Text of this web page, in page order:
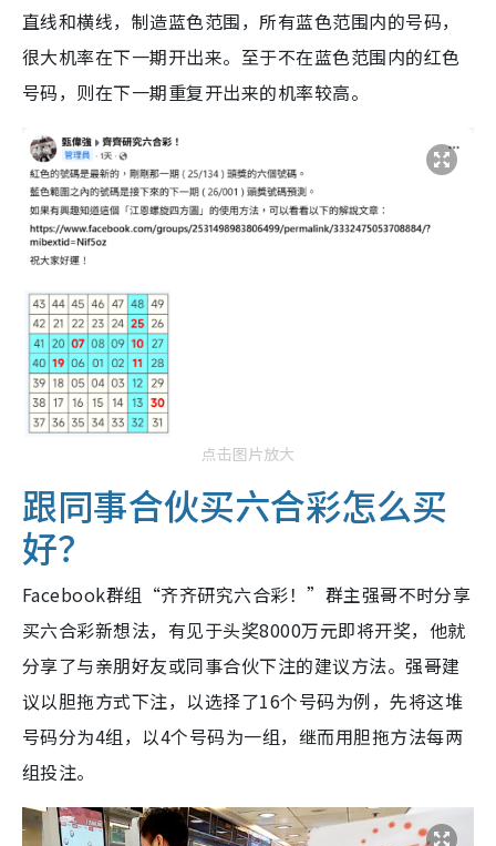
直线和横线，制造蓝色范围，所有蓝色范围内的号码，
很大机率在下一期开出来。至于不在蓝色范围内的红色
号码，则在下一期重复开出来的机率较高。
点击图片放大
跟同事合伙买六合彩怎么买
好？
Facebook群组“齐齐研究六合彩！”群主强哥不时分享
买六合彩新想法，有见于头奖8000万元即将开奖，他就
分享了与亲朋好友或同事合伙下注的建议方法。强哥建
议以胆拖方式下注，以选择了16个号码为例，先将这堆
号码分为4组，以4个号码为一组，继而用胆拖方法每两
组投注。